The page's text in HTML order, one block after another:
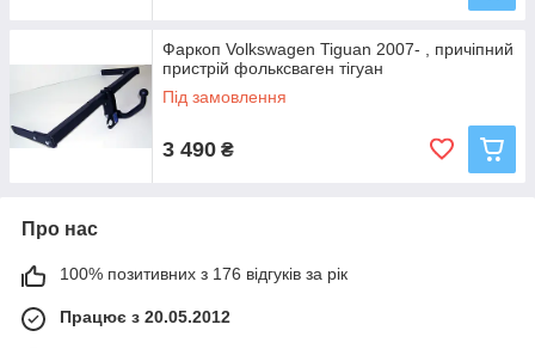
Фаркоп Volkswagen Tiguan 2007- , причіпний
пристрій фольксваген тігуан
Під замовлення
3 490 ₴
Про нас
100% позитивних з 176 відгуків за рік
Працює з 20.05.2012